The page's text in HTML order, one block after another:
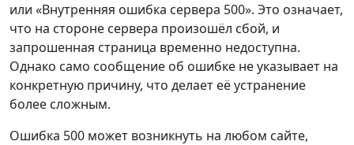
или «Внутренняя ошибка сервера 500». Это означает,
что на стороне сервера произошёл сбой, и
запрошенная страница временно недоступна.
Однако само сообщение об ошибке не указывает на
конкретную причину, что делает её устранение
более сложным.
Ошибка 500 может возникнуть на любом сайте,